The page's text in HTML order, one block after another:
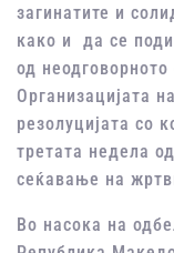
загинатите и
како и да се
од
Организацијата
резолуцијата со
третата недела
сеќавање на
Во насока на